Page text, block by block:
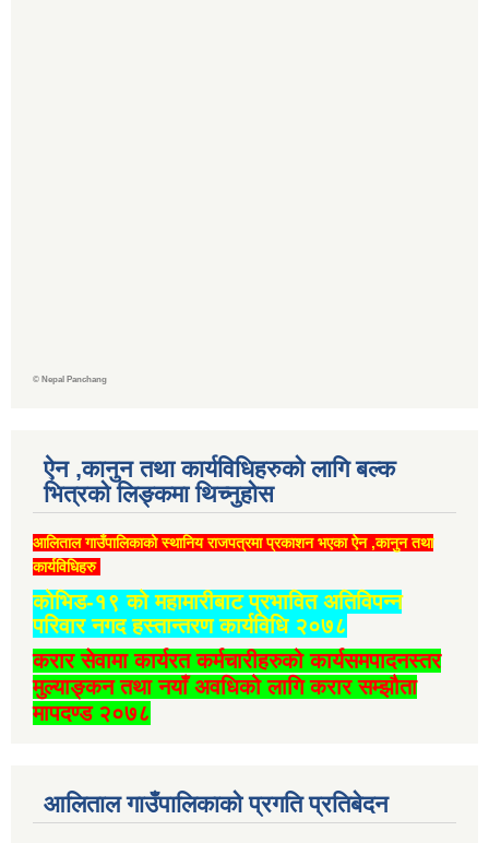
© Nepal Panchang
ऐन ,कानुन तथा कार्यविधिहरुको लागि बल्क
भित्रको लिङ्कमा थिच्‍नुहोस
आलिताल गाउँपालिकाको स्थानिय राजपत्रमा प्रकाशन भएका ऐन ,कानुन तथा
कार्यविधिहरु
कोभिड-१९ को महामारीबाट प्रभावित अतिविपन्न
परिवार नगद हस्तान्तरण कार्यविधि २०७८
करार सेवामा कार्यरत कर्मचारीहरुको कार्यसमपादनस्तर
मुल्याङ्कन तथा नयाँ अवधिको लागि करार सम्झौता
मापदण्ड २०७८
आलिताल गाउँपालिकाको प्रगति प्रतिबेदन